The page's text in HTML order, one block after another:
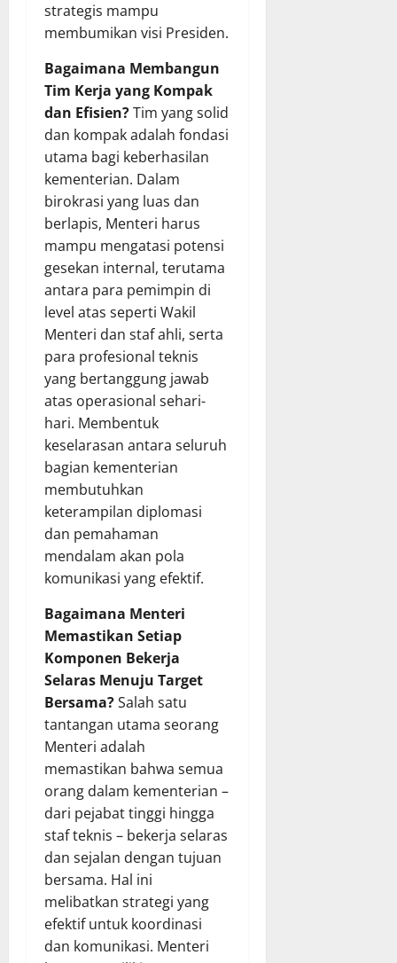
strategis mampu
membumikan visi Presiden.
Bagaimana Membangun
Tim Kerja yang Kompak
dan Efisien?Tim yang solid
dan kompak adalah fondasi
utama bagi keberhasilan
kementerian. Dalam
birokrasi yang luas dan
berlapis, Menteri harus
mampu mengatasi potensi
gesekan internal, terutama
antara para pemimpin di
level atas seperti Wakil
Menteri dan staf ahli, serta
para profesional teknis
yang bertanggung jawab
atas operasional sehari-
hari. Membentuk
keselarasan antara seluruh
bagian kementerian
membutuhkan
keterampilan diplomasi
dan pemahaman
mendalam akan pola
komunikasi yang efektif.
Bagaimana Menteri
Memastikan Setiap
Komponen Bekerja
Selaras Menuju Target
Bersama?Salah satu
tantangan utama seorang
Menteri adalah
memastikan bahwa semua
orang dalam kementerian –
dari pejabat tinggi hingga
staf teknis – bekerja selaras
dan sejalan dengan tujuan
bersama. Hal ini
melibatkan strategi yang
efektif untuk koordinasi
dan komunikasi. Menteri